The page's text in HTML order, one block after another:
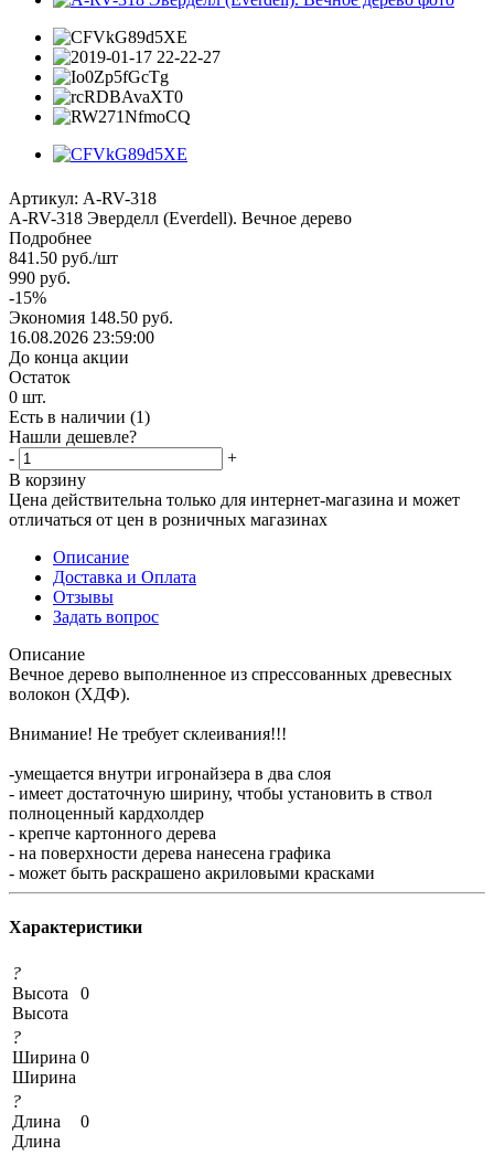
Артикул: A-RV-318
А-RV-318 Эверделл (Everdell). Вечное дерево
Подробнее
841.50 руб./шт
990 руб.
-15%
Экономия 148.50 руб.
16.08.2026 23:59:00
До конца акции
Остаток
0 шт.
Есть в наличии (1)
Нашли дешевле?
-
+
В корзину
Цена действительна только для интернет-магазина и может
отличаться от цен в розничных магазинах
Описание
Доставка и Оплата
Отзывы
Задать вопрос
Описание
Вечное дерево выполненное из спрессованных древесных
волокон (ХДФ).
Внимание! Не требует склеивания!!!
-умещается внутри игронайзера в два слоя
- имеет достаточную ширину, чтобы установить в ствол
полноценный кардхолдер
- крепче картонного дерева
- на поверхности дерева нанесена графика
- может быть раскрашено акриловыми красками
Характеристики
?
Высота
Высота
0
?
Ширина
Ширина
0
?
Длина
Длина
0